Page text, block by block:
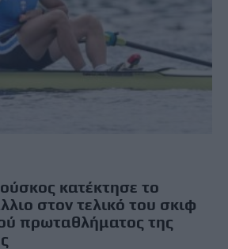
κατέκτησε το
στον τελικό του σκιφ
πρωταθλήματος της